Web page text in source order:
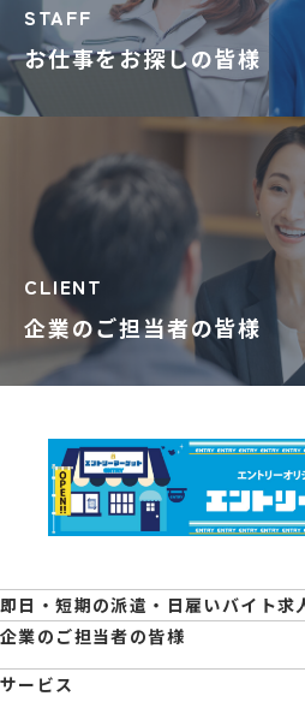
お仕事をお探しの皆様
STAFF
企業のご担当者の皆様
CLIENT
即日・短期の派遣・日雇いバイト求
企業のご担当者の皆様
サービス